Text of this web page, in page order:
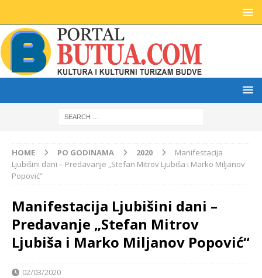
HOME PO GODINAMA 2020
Manifestacija
Ljubišini dani – Predavanje „Stefan Mitrov Ljubiša i Marko Miljanov
Popović“
Manifestacija Ljubišini dani –
Predavanje „Stefan Mitrov
Ljubiša i Marko Miljanov Popović“
02/03/2020